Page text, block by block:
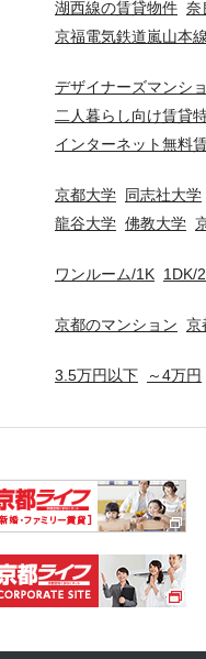
湖西線の賃貸物件 奈
京福電気鉄道嵐山本
デザイナーズマンシ
二人暮らし向け賃貸
インターネット無料
京都大学 同志社大学
龍谷大学 佛教大学
ワンルーム/1K 1DK/
京都のマンション 京
3.5万円以下 ～4万円